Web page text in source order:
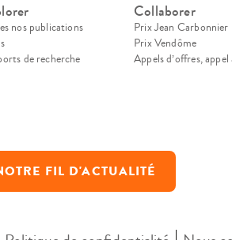
nos publications
de recherche
Collaborer
Prix Jean Carbonnier
Prix Vendôme
Appels d’offres,
FIL D'ACTUALITÉ